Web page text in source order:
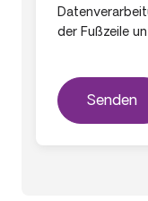
der Fußzeile